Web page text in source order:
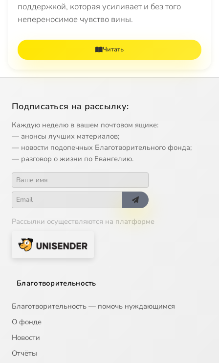
поддержкой, которая усиливает и без того
непереносимое чувство вины.
Читать
Подписаться на рассылку:
Каждую неделю в вашем почтовом ящике:
— анонсы лучших материалов;
— новости подопечных Благотворительного фонда;
— разговор о жизни по Евангелию.
Рассылки осуществляются на платформе
Благотворительность
Благотворительность — помочь нуждающимся
О фонде
Новости
Отчёты